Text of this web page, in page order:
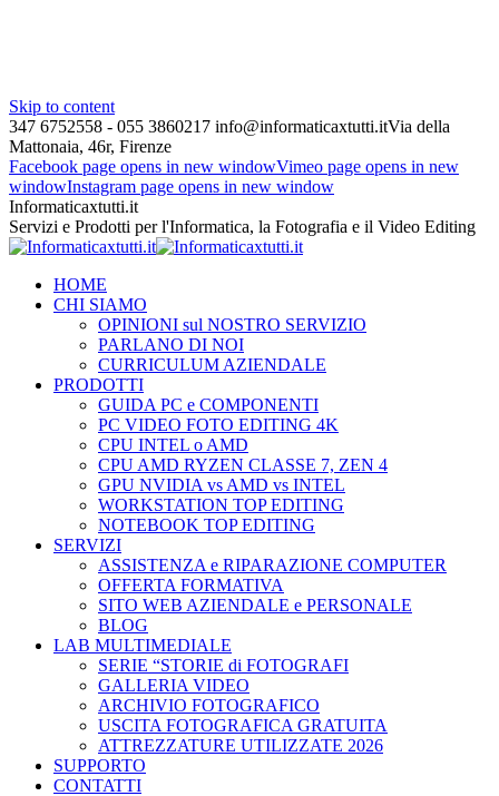
Skip to content
347 6752558 - 055 3860217 info@informaticaxtutti.itVia della
Mattonaia, 46r, Firenze
Facebook page opens in new windowVimeo page opens in new
windowInstagram page opens in new window
Informaticaxtutti.it
Servizi e Prodotti per l'Informatica, la Fotografia e il Video Editing
HOME
CHI SIAMO
OPINIONI sul NOSTRO SERVIZIO
PARLANO DI NOI
CURRICULUM AZIENDALE
PRODOTTI
GUIDA PC e COMPONENTI
PC VIDEO FOTO EDITING 4K
CPU INTEL o AMD
CPU AMD RYZEN CLASSE 7, ZEN 4
GPU NVIDIA vs AMD vs INTEL
WORKSTATION TOP EDITING
NOTEBOOK TOP EDITING
SERVIZI
ASSISTENZA e RIPARAZIONE COMPUTER
OFFERTA FORMATIVA
SITO WEB AZIENDALE e PERSONALE
BLOG
LAB MULTIMEDIALE
SERIE “STORIE di FOTOGRAFI
GALLERIA VIDEO
ARCHIVIO FOTOGRAFICO
USCITA FOTOGRAFICA GRATUITA
ATTREZZATURE UTILIZZATE 2026
SUPPORTO
CONTATTI